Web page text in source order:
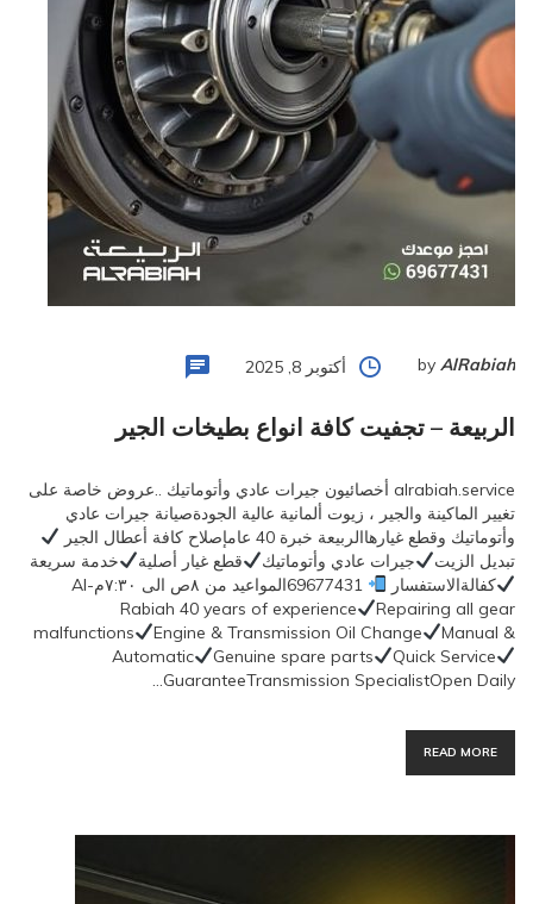
by AlRabiah أكتوبر 8, 2025
الربيعة – تجفيت كافة انواع بطيخات الجير
alrabiah.service أخصائيون جيرات عادي وأتوماتيك ..عروض خاصة على
تغيير الماكينة والجير ، زيوت ألمانية عالية الجودةصيانة جيرات عادي
وأتوماتيك وقطع غيارهاالربيعة خبرة 40 عامإصلاح كافة أعطال الجير
تبديل الزيت
جيرات عادي وأتوماتيك قطع غيار أصلية
خدمة سريعة
كفالةالاستفسار
69677431المواعيد من ٨ص الى ٧:٣٠مAl-
Rabiah 40 years of experience
Repairing all gear
malfunctions
Engine & Transmission Oil Change
Manual &
Automatic
Genuine spare parts
Quick Service
GuaranteeTransmission SpecialistOpen Daily…
READ MORE